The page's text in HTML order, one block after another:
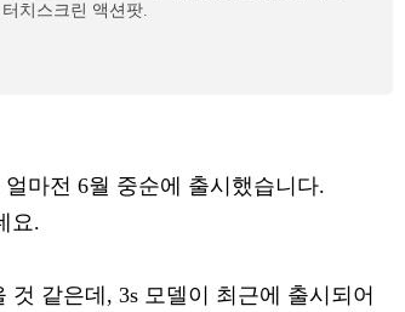
치스크린 액션팟.
마전 6월 중순에 출시했습니다.
요.
같은데, 3s 모델이 최근에 출시되어